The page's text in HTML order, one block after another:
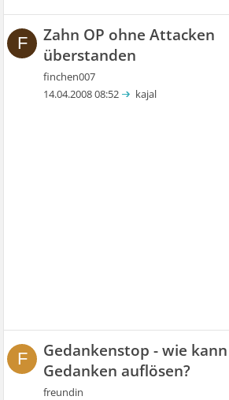
F
Zahn OP ohne Attacken
überstanden
finchen007
14.04.2008 08:52 kajal
F
Gedankenstop - wie
Gedanken auflösen?
freundin